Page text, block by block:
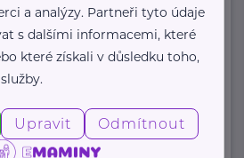
a analýzy. Partneři tyto údaje
s dalšími informacemi, které
které získali v důsledku toho,
Upravit Odmítnout